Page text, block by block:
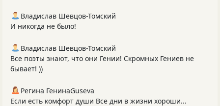
Владислав Шевцов-Томский
И никогда не было!
Владислав Шевцов-Томский
Все поэты знают, что они Гении! Скромных Гениев не
бывает! ))
Регина ГенинаGuseva
Если есть комфорт души Все дни в жизни хороши...